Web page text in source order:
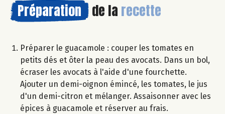
Préparation de la recette
Préparer le guacamole : couper les tomates en
petits dés et ôter la peau des avocats. Dans un bol,
écraser les avocats à l'aide d'une fourchette.
Ajouter un demi-oignon émincé, les tomates, le jus
d'un demi-citron et mélanger. Assaisonner avec les
épices à guacamole et réserver au frais.